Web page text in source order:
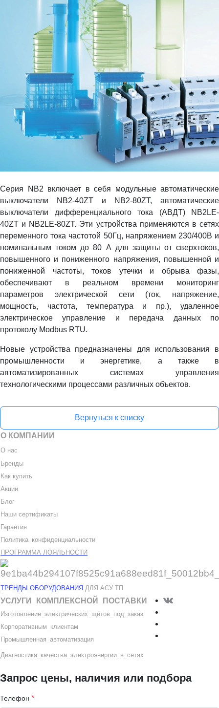
Cерия NB2 включает в себя модульные автоматические
выключатели NB2-40ZT и NB2-80ZT, автоматические
выключатели дифференциального тока (АВДТ) NB2LE-
40ZT и NB2LE-80ZT. Эти устройства применяются в сетях
переменного тока частотой 50Гц, напряжением 230/400В и
номинальным током до 80 А для защиты от сверхтоков,
повышенного и пониженного напряжения, повышенной и
пониженной частоты, токов утечки и обрыва фазы,
обеспечивают в реальном времени мониторинг
параметров электрической сети (ток, напряжение,
мощность, частота, температура и пр.), удаленное
электрическое управление и передача данных по
протоколу Modbus RTU.
Новые устройства предназначены для использования в
промышленности и энергетике, а также в
автоматизированных системах управления
технологическими процессами различных объектов.
Вернуться к списку
О КОМПАНИИ
О нас
Бренды
Как купить
Акции
Блог
Наши сертификаты
Гарантия
Политика конфиденциальности
ПРОГРАММА ЛОЯЛЬНОСТИ
ТРЕНДЫ ОБОРУДОВАНИЯ ДЛЯ АСУ ТП
УСЛУГИ КОМПЛЕКСНОЙ ПОСТАВКИ
Изготовление электрических щитов под заказ
Корпоративным клиентам
Промышленная автоматизация
Диагностика качества электроэнергии в сетях
Запрос цены, наличия или подбора
Телефон *